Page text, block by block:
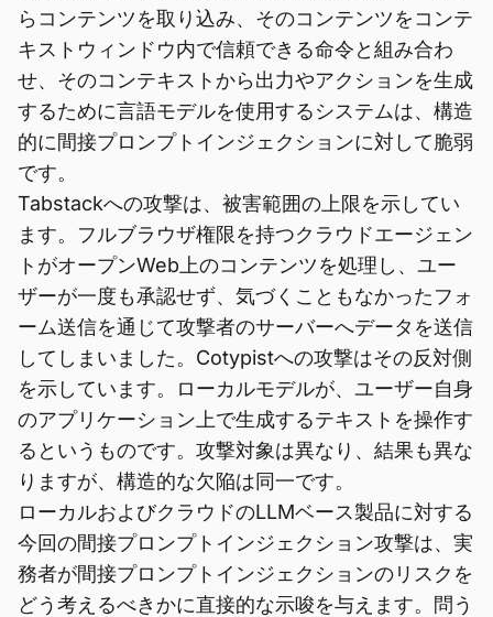
らコンテンツを取り込み、そのコンテンツをコンテ
キストウィンドウ内で信頼できる命令と組み合わ
せ、そのコンテキストから出力やアクションを生成
するために言語モデルを使用するシステムは、構造
的に間接プロンプトインジェクションに対して脆弱
です。
Tabstackへの攻撃は、被害範囲の上限を示してい
ます。フルブラウザ権限を持つクラウドエージェン
トがオープンWeb上のコンテンツを処理し、ユー
ザーが一度も承認せず、気づくこともなかったフォ
ーム送信を通じて攻撃者のサーバーへデータを送信
してしまいました。Cotypistへの攻撃はその反対側
を示しています。ローカルモデルが、ユーザー自身
のアプリケーション上で生成するテキストを操作す
るというものです。攻撃対象は異なり、結果も異な
りますが、構造的な欠陥は同一です。
ローカルおよびクラウドのLLMベース製品に対する
今回の間接プロンプトインジェクション攻撃は、実
務者が間接プロンプトインジェクションのリスクを
どう考えるべきかに直接的な示唆を与えます。問う